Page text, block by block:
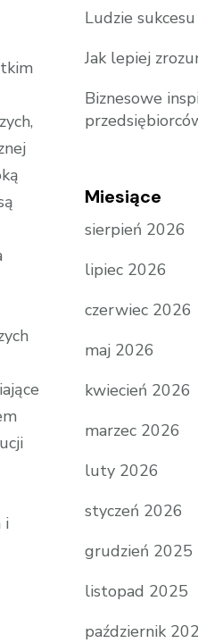
i
Ludzie
Jak lepiej
Biznesowe
Miesiące
sierpień 2026
lipiec 2026
czerwiec 2026
maj 2026
kwiecień 2026
marzec 2026
luty 2026
styczeń 2026
grudzień 2025
listopad 2025
październik